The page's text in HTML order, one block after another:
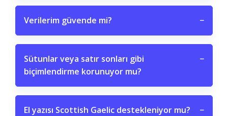
Verilerim güvende mi? −
Sütunlar veya satır sonları gibi
biçimlendirme korunuyor mu?
−
El yazısı Scottish Gaelic destekleniyor mu? −